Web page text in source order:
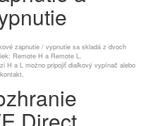
zapnutie / vypnutie sa skladá z dvoch
Remote H a Remote L.
H a L možno pripojiť diaľkový vypínač alebo